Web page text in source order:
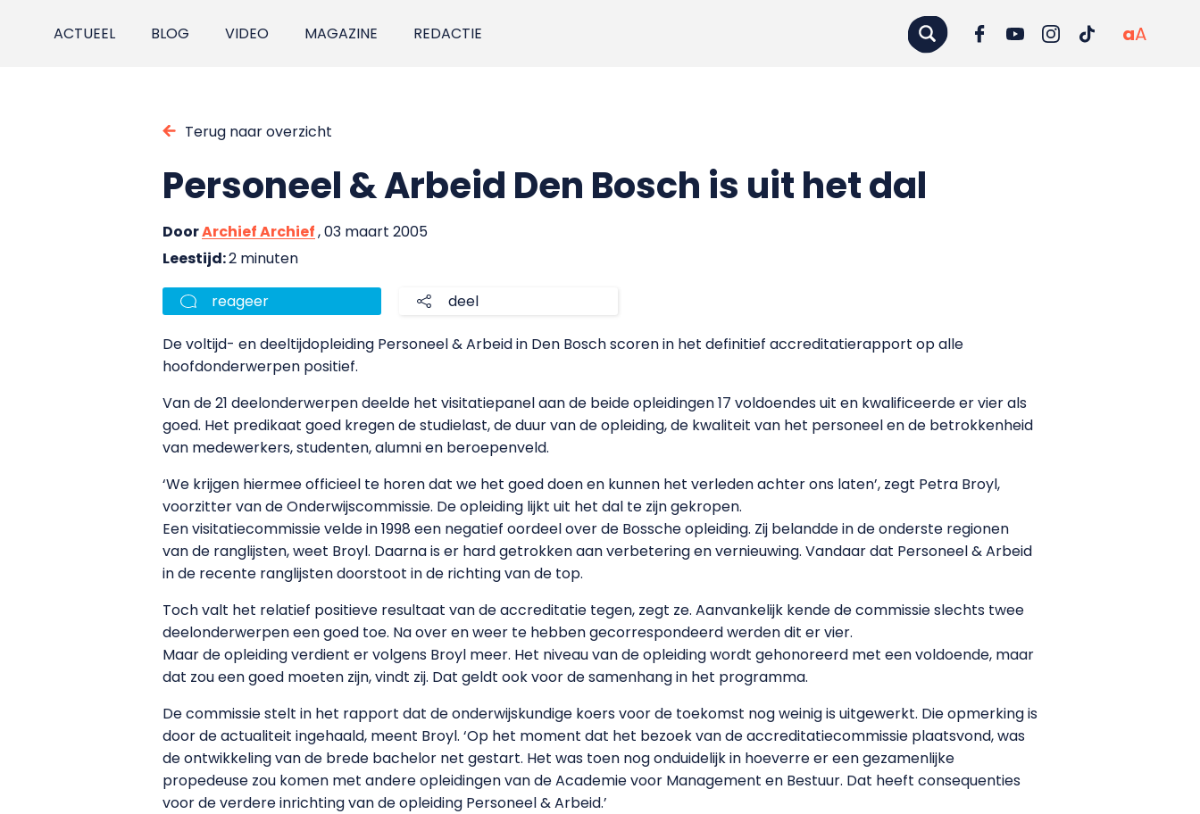
ACTUEEL BLOG VIDEO MAGAZINE REDACTIE aA
Terug naar overzicht
Personeel & Arbeid Den Bosch is uit het dal
DoorArchief Archief, 03 maart 2005
Leestijd:2 minuten
reageer deel
De voltijd- en deeltijdopleiding Personeel & Arbeid in Den Bosch scoren in het definitief accreditatierapport op alle
hoofdonderwerpen positief.
Van de 21 deelonderwerpen deelde het visitatiepanel aan de beide opleidingen 17 voldoendes uit en kwalificeerde er vier als
goed. Het predikaat goed kregen de studielast, de duur van de opleiding, de kwaliteit van het personeel en de betrokkenheid
van medewerkers, studenten, alumni en beroepenveld.
‘We krijgen hiermee officieel te horen dat we het goed doen en kunnen het verleden achter ons laten’, zegt Petra Broyl,
voorzitter van de Onderwijscommissie. De opleiding lijkt uit het dal te zijn gekropen.
Een visitatiecommissie velde in 1998 een negatief oordeel over de Bossche opleiding. Zij belandde in de onderste regionen
van de ranglijsten, weet Broyl. Daarna is er hard getrokken aan verbetering en vernieuwing. Vandaar dat Personeel & Arbeid
in de recente ranglijsten doorstoot in de richting van de top.
Toch valt het relatief positieve resultaat van de accreditatie tegen, zegt ze. Aanvankelijk kende de commissie slechts twee
deelonderwerpen een goed toe. Na over en weer te hebben gecorrespondeerd werden dit er vier.
Maar de opleiding verdient er volgens Broyl meer. Het niveau van de opleiding wordt gehonoreerd met een voldoende, maar
dat zou een goed moeten zijn, vindt zij. Dat geldt ook voor de samenhang in het programma.
De commissie stelt in het rapport dat de onderwijskundige koers voor de toekomst nog weinig is uitgewerkt. Die opmerking is
door de actualiteit ingehaald, meent Broyl. ‘Op het moment dat het bezoek van de accreditatiecommissie plaatsvond, was
de ontwikkeling van de brede bachelor net gestart. Het was toen nog onduidelijk in hoeverre er een gezamenlijke
propedeuse zou komen met andere opleidingen van de Academie voor Management en Bestuur. Dat heeft consequenties
voor de verdere inrichting van de opleiding Personeel & Arbeid.’